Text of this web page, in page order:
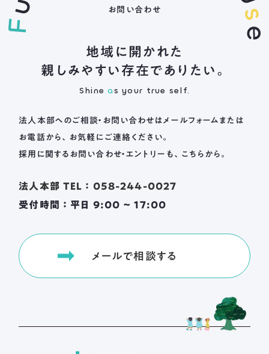
お問い合わせ
地域に開かれた
親しみやすい存在でありたい。
Shineas your true self.
法人本部へのご相談・お問い合わせは メールフォームまたは
お電話から、お気軽にご連絡ください。
採用に関するお問い合わせ・エントリーも、こちらから。
法人本部 TEL ： 058-244-0027
受付時間 ： 平日 9:00 ~ 17:00
メールで相談する